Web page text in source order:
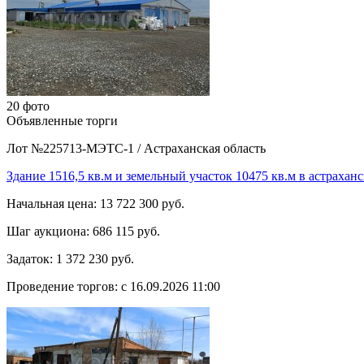
20 фото
Объявленные торги
Лот №225713-МЭТС-1 / Астраханская область
Здание 1516,5 кв.м и земельный участок 10475 кв.м в
Начальная цена: 13 722 300 руб.
Шаг аукциона: 686 115 руб.
Задаток: 1 372 230 руб.
Проведение торгов: с 16.09.2026 11:00